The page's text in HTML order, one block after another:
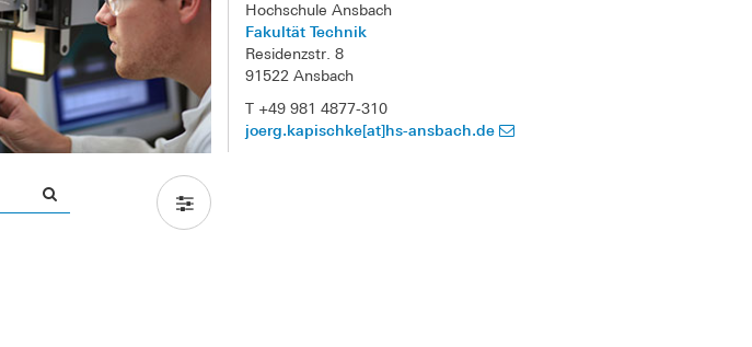
Hochschule Ansbach
Fakultät Technik
Residenzstr. 8
91522 Ansbach
T +49 981 4877-310
joerg.kapischke[at]hs-ansbach.de